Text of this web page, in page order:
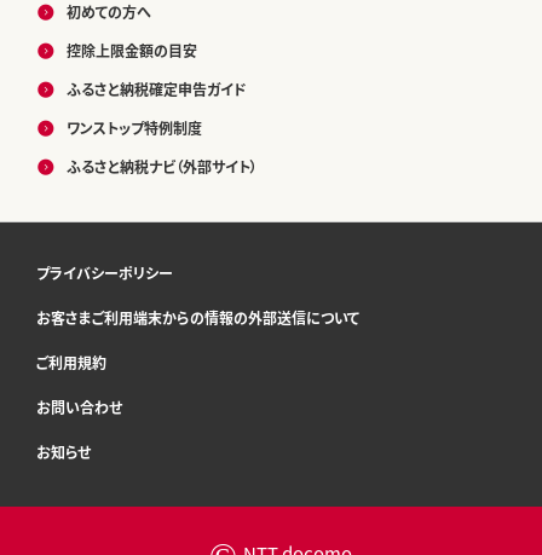
初めての方へ
控除上限金額の目安
ふるさと納税確定申告ガイド
ワンストップ特例制度
ふるさと納税ナビ（外部サイト）
プライバシーポリシー
お客さまご利用端末からの情報の外部送信について
ご利用規約
お問い合わせ
お知らせ